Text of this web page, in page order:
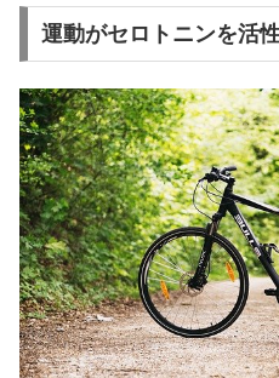
運動がセロトニンを活